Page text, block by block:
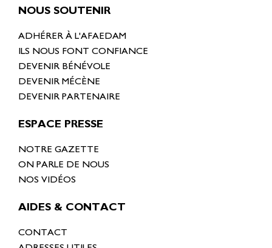
NOUS SOUTENIR
ADHÉRER À L'AFAEDAM
ILS NOUS FONT CONFIANCE
DEVENIR BÉNÉVOLE
DEVENIR MÉCÈNE
DEVENIR PARTENAIRE
ESPACE PRESSE
NOTRE GAZETTE
ON PARLE DE NOUS
NOS VIDÉOS
AIDES & CONTACT
CONTACT